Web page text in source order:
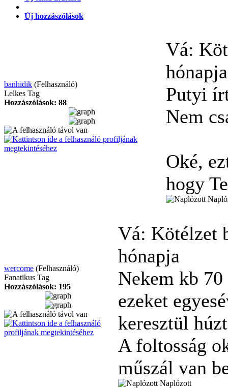
Új hozzászólások
banhidik (Felhasználó)
Lelkes Tag
Hozzászólások: 88
Vá:
hónapja
Putyi
Nem
Oké,
hogy
wercome (Felhasználó)
Fanatikus Tag
Hozzászólások: 195
Vá: Kötélzet
hónapja
Nekem kb
ezeket
keresztül
A foltosság
műszál van
Naplózott